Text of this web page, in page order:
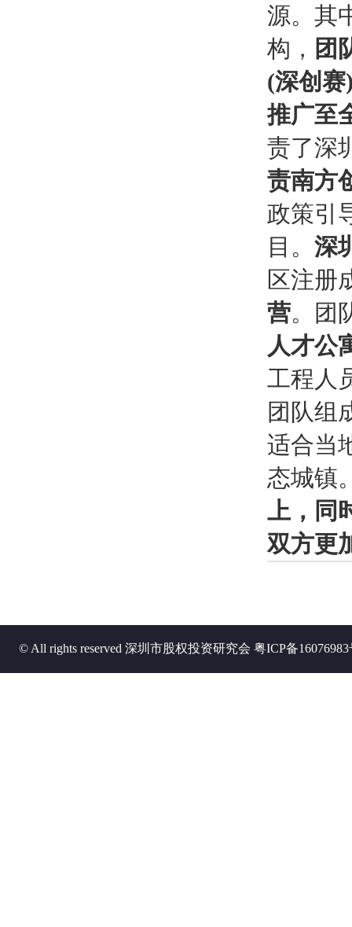
源。其
构， 团
(深创
推广至
责了深
责南方
政策引
目。 深
区注册
营。团
人才公
工程人
团队组
适合当
态城镇
上，同
双方更
© All rights reserved 深圳市股权投资研究会 粤ICP备16076983